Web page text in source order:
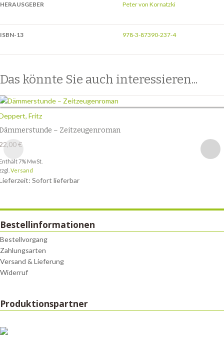
HERAUSGEBER Peter von Kornatzki
ISBN-13 978-3-87390-237-4
Das könnte Sie auch interessieren...
Fritz
– Zeitzeugenroman
€
7% MwSt.
Versand
Sofort lieferbar
Bestellinformationen
Bestellvorgang
Zahlungsarten
Versand & Lieferung
Widerruf
Produktionspartner